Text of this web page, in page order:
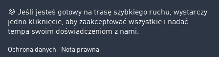
Ochrona danych
Ustawienia plików cookies